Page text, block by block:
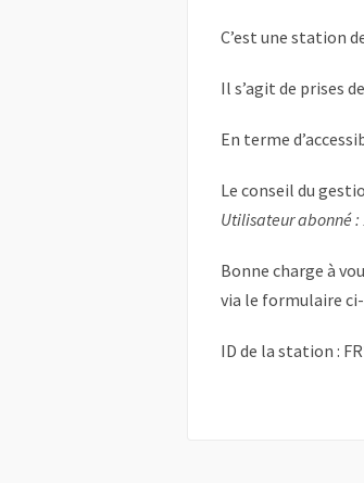
C’est une station
Il s’agit de prises
En terme
Le conseil du
Utilisateur abonné :
Bonne charge à
via le formulaire ci-
ID de la station :